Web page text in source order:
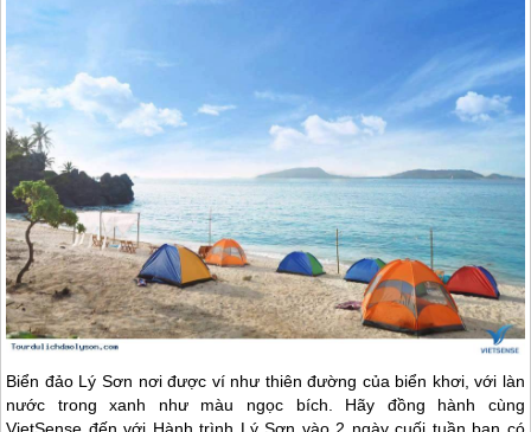
Biển đảo Lý Sơn nơi được ví như thiên đường của biển khơi, với làn
nước trong xanh như màu ngọc bích. Hãy đồng hành cùng